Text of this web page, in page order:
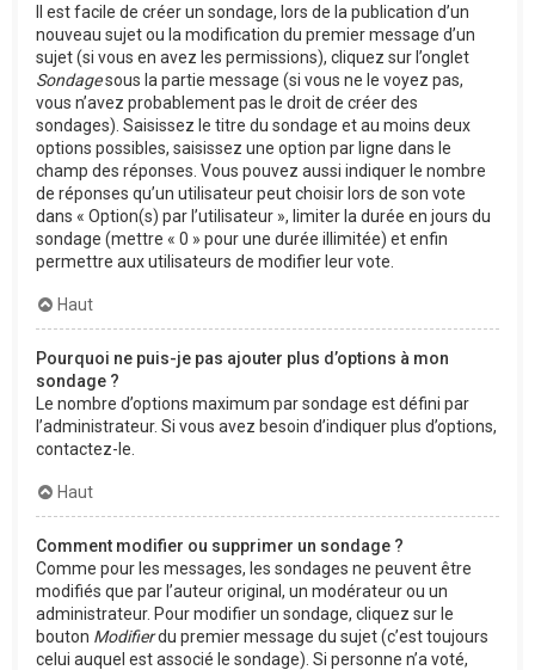
Il est facile de créer un sondage, lors de la publication d’un
nouveau sujet ou la modification du premier message d’un
sujet (si vous en avez les permissions), cliquez sur l’onglet
Sondagesous la partie message (si vous ne le voyez pas,
vous n’avez probablement pas le droit de créer des
sondages). Saisissez le titre du sondage et au moins deux
options possibles, saisissez une option par ligne dans le
champ des réponses. Vous pouvez aussi indiquer le nombre
de réponses qu’un utilisateur peut choisir lors de son vote
dans « Option(s) par l’utilisateur », limiter la durée en jours du
sondage (mettre « 0 » pour une durée illimitée) et enfin
permettre aux utilisateurs de modifier leur vote.
Haut
Pourquoi ne puis-je pas ajouter plus d’options à mon
sondage ?
Le nombre d’options maximum par sondage est défini par
l’administrateur. Si vous avez besoin d’indiquer plus d’options,
contactez-le.
Haut
Comment modifier ou supprimer un sondage ?
Comme pour les messages, les sondages ne peuvent être
modifiés que par l’auteur original, un modérateur ou un
administrateur. Pour modifier un sondage, cliquez sur le
bouton Modifierdu premier message du sujet (c’est toujours
celui auquel est associé le sondage). Si personne n’a voté,